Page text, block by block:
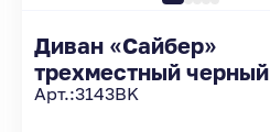
Диван «Сайбер»
трехместный черный
Арт.:3143BK